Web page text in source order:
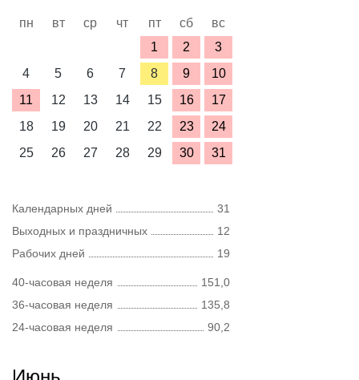
пн вт ср чт пт сб
вс
1
2
3
4
5 6 7 8 9
10
11
12 13 14 15 16
17
18
19 20 21 22 23
24
25
26 27 28 29 30 31
Календарных дней
31
Выходных и праздничных
12
Рабочих дней
19
40-часовая неделя
151,0
36-часовая неделя
135,8
24-часовая неделя
90,2